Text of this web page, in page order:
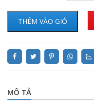
THÊM VÀO GIỎ
MÔ TẢ